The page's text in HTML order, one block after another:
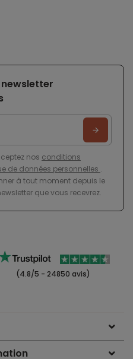
nos conditions
de données personnelles .
à tout moment depuis le
que vous recevrez.
(4.8/5 - 24850 avis)